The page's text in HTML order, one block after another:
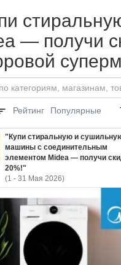
— получи
Рейтинг Популярные
"Купи стиральную и
машины с соединительным
элементом Midea — получи
20%!"
(1 - 31 Мая 2026)